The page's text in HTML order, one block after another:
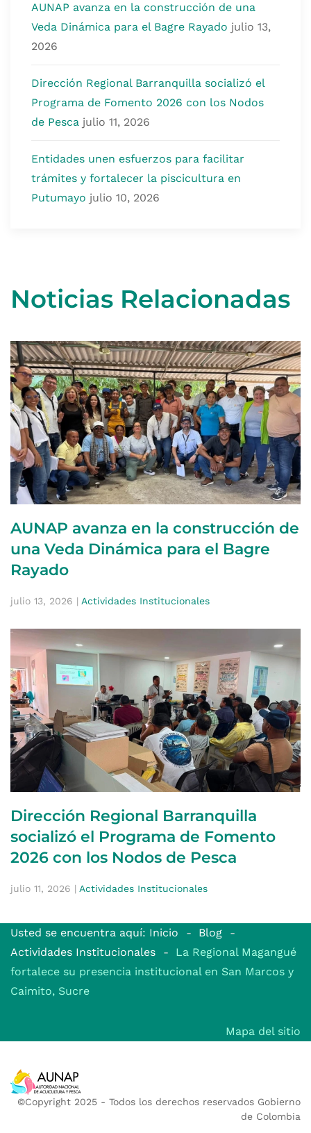
AUNAP avanza en la construcción de una
Veda Dinámica para el Bagre Rayado julio 13,
2026
Dirección Regional Barranquilla socializó el
Programa de Fomento 2026 con los Nodos
de Pesca julio 11, 2026
Entidades unen esfuerzos para facilitar
trámites y fortalecer la piscicultura en
Putumayo julio 10, 2026
Noticias Relacionadas
AUNAP avanza en la construcción de
una Veda Dinámica para el Bagre
Rayado
julio 13, 2026 | Actividades Institucionales
Dirección Regional Barranquilla
socializó el Programa de Fomento
2026 con los Nodos de Pesca
julio 11, 2026 | Actividades Institucionales
Usted se encuentra aquí: Inicio
Blog
Actividades Institucionales
La Regional Magangué
fortalece su presencia institucional en San Marcos y
Caimito, Sucre
Mapa del sitio
©Copyright 2025 - Todos los derechos reservados Gobierno
de Colombia